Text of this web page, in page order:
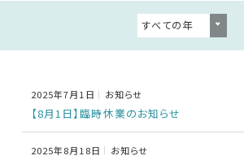
2025年7月1日 お知らせ
【8月1日】臨時休業のお知らせ
2025年8月18日 お知らせ
その他